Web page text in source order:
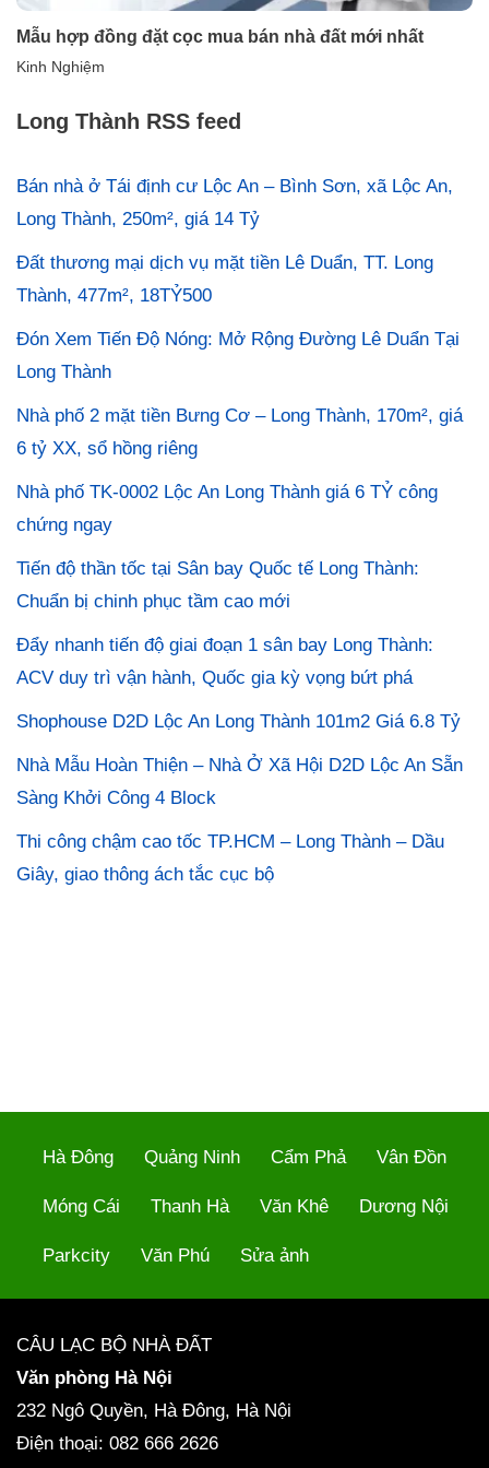
Mẫu hợp đồng đặt cọc mua bán nhà đất mới nhất
Kinh Nghiệm
Long Thành RSS feed
Bán nhà ở Tái định cư Lộc An – Bình Sơn, xã Lộc An,
Long Thành, 250m², giá 14 Tỷ
Đất thương mại dịch vụ mặt tiền Lê Duẩn, TT. Long
Thành, 477m², 18TỶ500
Đón Xem Tiến Độ Nóng: Mở Rộng Đường Lê Duẩn Tại
Long Thành
Nhà phố 2 mặt tiền Bưng Cơ – Long Thành, 170m², giá
6 tỷ XX, sổ hồng riêng
Nhà phố TK-0002 Lộc An Long Thành giá 6 TỶ công
chứng ngay
Tiến độ thần tốc tại Sân bay Quốc tế Long Thành:
Chuẩn bị chinh phục tầm cao mới
Đẩy nhanh tiến độ giai đoạn 1 sân bay Long Thành:
ACV duy trì vận hành, Quốc gia kỳ vọng bứt phá
Shophouse D2D Lộc An Long Thành 101m2 Giá 6.8 Tỷ
Nhà Mẫu Hoàn Thiện – Nhà Ở Xã Hội D2D Lộc An Sẵn
Sàng Khởi Công 4 Block
Thi công chậm cao tốc TP.HCM – Long Thành – Dầu
Giây, giao thông ách tắc cục bộ
Hà Đông Quảng Ninh Cẩm Phả Vân Đồn
Móng Cái Thanh Hà Văn Khê Dương Nội
Parkcity Văn Phú Sửa ảnh
CÂU LẠC BỘ NHÀ ĐẤT
Văn phòng Hà Nội
232 Ngô Quyền, Hà Đông, Hà Nội
Điện thoại: 082 666 2626